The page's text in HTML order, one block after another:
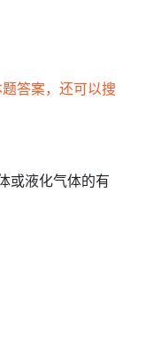
答案，还可以搜
或液化气体的有